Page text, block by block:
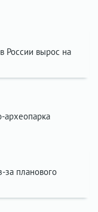
России вырос на
археопарка
за планового